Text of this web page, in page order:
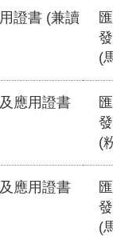
證書 (兼讀
(
應用證書
(
應用證書
(